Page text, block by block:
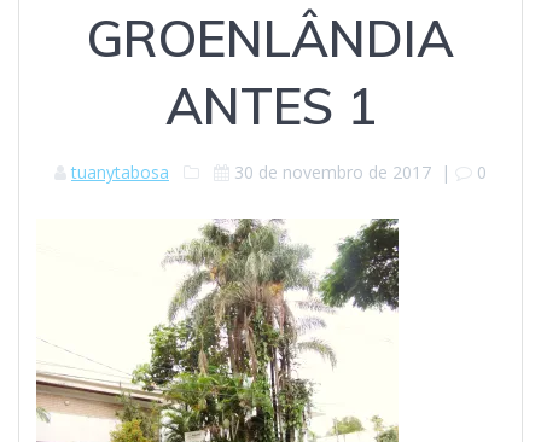
GROENLÂNDIA
ANTES 1
tuanytabosa 30 de novembro de 2017 | 0